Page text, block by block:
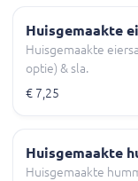
Huisgemaakte
Huisgemaakte
optie) & sla.
€ 7,25
Huisgemaakte
Huisgemaakte